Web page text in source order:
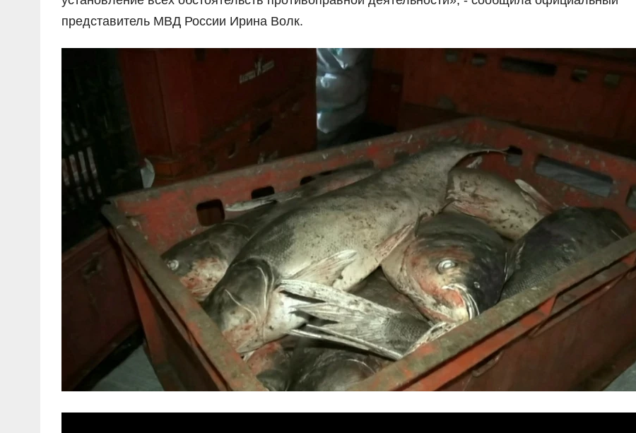
представитель МВД России Ирина Волк.